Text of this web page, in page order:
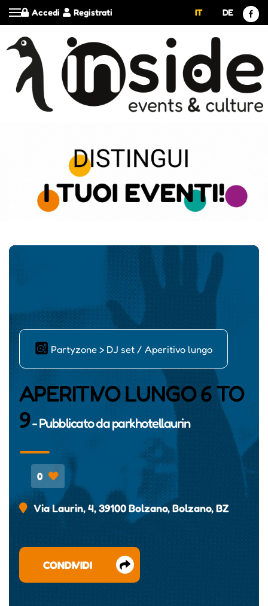
Registrati
Accedi IT DE
ļ Partyzone > DJ set / Aperitivo lungo
APERITIVO LUNGO 6 TO
9- Pubblicato daparkhotellaurin
0
Via Laurin, 4, 39100 Bolzano, Bolzano, BZ
CONDIVIDI